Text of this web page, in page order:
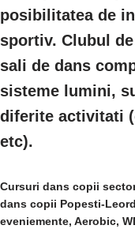
posibilitatea de
sportiv. Clubul
sali de dans
sisteme lumini,
diferite activitati
etc).
Cursuri dans copii
dans copii Popesti-
eveniemente, Aerobic,